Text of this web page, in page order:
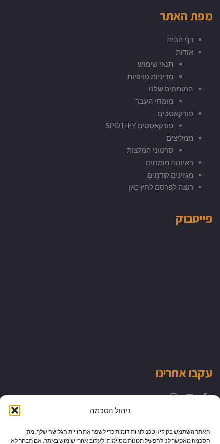
ניהול הסכמה
האתר משתמש בקוקיז וטכנולוגיות דומות כדי לשפר את חוויית הגלישה שלך. מתן
הסכמה מאפשר לנו להפעיל תכונות מסוימות ולעקוב אחרי שימוש באתר. אם תבחר לא
מפת האתר
דף הבית
אודות
תנאי שימוש
מדיניות פרטיות
המומחים שלנו
מומחי העבר
פודקאסטים
פודקאסטים SPOTIFY
ממליצים
סרטוני המלצות
ראיונות מומחים
מגזינים קודמים
רוצה לפרסם לחץ כאן
פייסבוק
עקבו אחרינו